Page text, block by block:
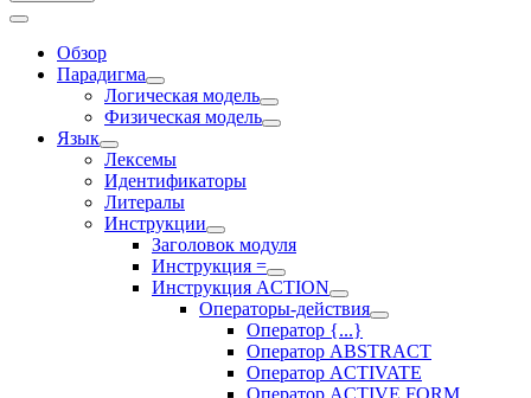
Обзор
Парадигма
Логическая модель
Физическая модель
Язык
Лексемы
Идентификаторы
Литералы
Инструкции
Заголовок модуля
Инструкция =
Инструкция ACTION
Операторы-действия
Оператор {...}
Оператор ABSTRACT
Оператор ACTIVATE
Оператор ACTIVE FORM